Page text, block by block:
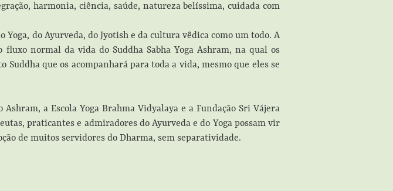
harmonia, ciência, saúde, natureza belíssima, cuidada com
do Ayurveda, do Jyotish e da cultura vêdica como um todo. A
normal da vida do Suddha Sabha Yoga Ashram, na qual os
que os acompanhará para toda a vida, mesmo que eles se
a Escola Yoga Brahma Vidyalaya e a Fundação Sri Vájera
praticantes e admiradores do Ayurveda e do Yoga possam vir
de muitos servidores do Dharma, sem separatividade.